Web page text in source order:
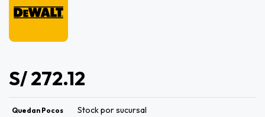
S/ 272.12
Quedan Pocos Stock por sucursal